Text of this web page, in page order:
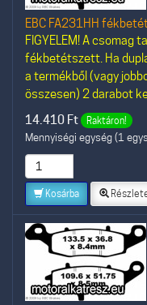
EBC FA231HH
FIGYELEM! A csomag
fékbetétszett. Ha
a termékből (vagy
összesen) 2 darabot
14.410 Ft Raktáron!
Mennyiségi egység (1
Kosárba